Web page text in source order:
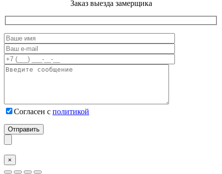
Заказ выезда замерщика
Согласен с политикой
×